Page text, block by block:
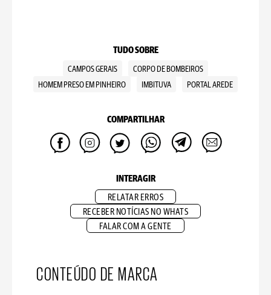
TUDO SOBRE
CAMPOS GERAIS
CORPO DE BOMBEIROS
HOMEM PRESO EM PINHEIRO
IMBITUVA PORTAL AREDE
COMPARTILHAR
INTERAGIR
RELATAR ERROS
RECEBER NOTÍCIAS NO WHATS
FALAR COM A GENTE
CONTEÚDO DE MARCA